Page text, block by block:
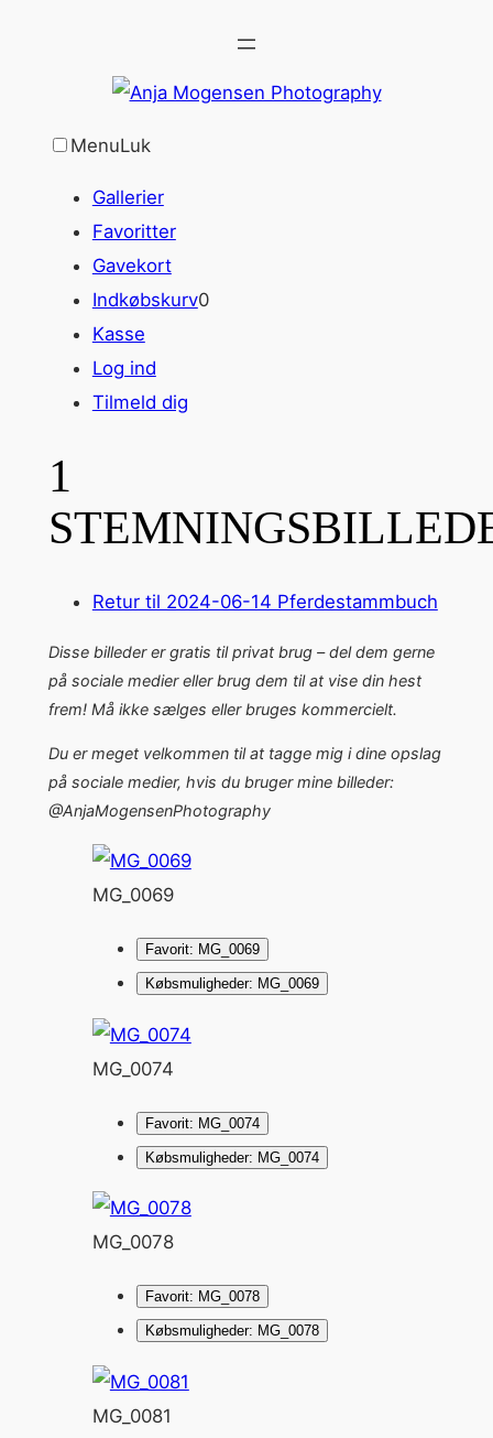
MenuLuk
Gallerier
Favoritter
Gavekort
Indkøbskurv0
Kasse
Log ind
Tilmeld dig
1
Retur til 2024-06-14 Pferdestammbuch
Disse billeder er gratis til privat brug – del dem gerne
på sociale medier eller brug dem til at vise din hest
frem! Må ikke sælges eller bruges kommercielt.
Du er meget velkommen til at tagge mig i dine opslag
på sociale medier, hvis du bruger mine billeder:
@AnjaMogensenPhotography
MG_0069
Favorit: MG_0069
Købsmuligheder: MG_0069
MG_0074
Favorit: MG_0074
Købsmuligheder: MG_0074
MG_0078
Favorit: MG_0078
Købsmuligheder: MG_0078
MG_0081